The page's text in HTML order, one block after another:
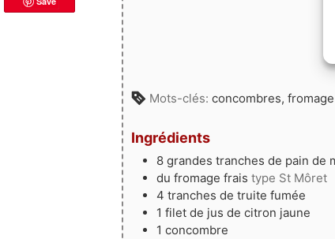
Mots-clés: concombres,
Ingrédients
8 grandes tranches de pain de
du fromage frais type St Môret
4 tranches de truite fumée
1 filet de jus de citron jaune
1 concombre